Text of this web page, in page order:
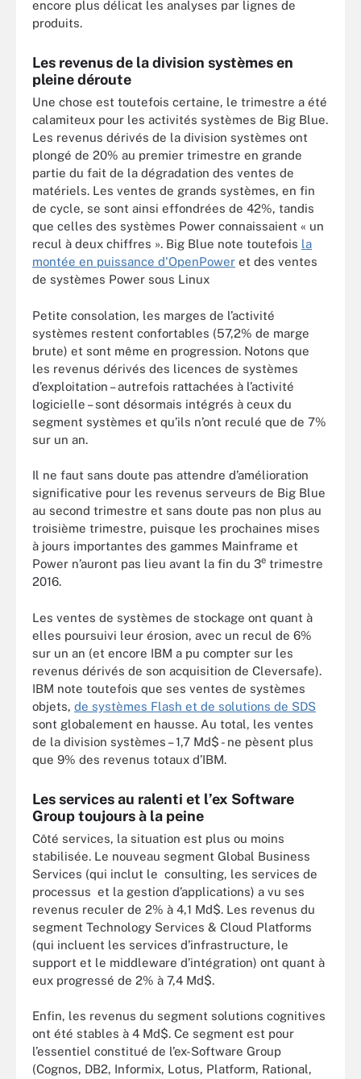
encore plus délicat les analyses par lignes de
produits.
Les revenus de la division systèmes en
pleine déroute
Une chose est toutefois certaine, le trimestre a été
calamiteux pour les activités systèmes de Big Blue.
Les revenus dérivés de la division systèmes ont
plongé de 20% au premier trimestre en grande
partie du fait de la dégradation des ventes de
matériels. Les ventes de grands systèmes, en fin
de cycle, se sont ainsi effondrées de 42%, tandis
que celles des systèmes Power connaissaient « un
recul à deux chiffres ». Big Blue note toutefois la
montée en puissance d'OpenPower et des ventes
de systèmes Power sous Linux
Petite consolation, les marges de l’activité
systèmes restent confortables (57,2% de marge
brute) et sont même en progression. Notons que
les revenus dérivés des licences de systèmes
d’exploitation – autrefois rattachées à l’activité
logicielle – sont désormais intégrés à ceux du
segment systèmes et qu’ils n’ont reculé que de 7%
sur un an.
Il ne faut sans doute pas attendre d’amélioration
significative pour les revenus serveurs de Big Blue
au second trimestre et sans doute pas non plus au
troisième trimestre, puisque les prochaines mises
à jours importantes des gammes Mainframe et
Power n’auront pas lieu avant la fin du 3e trimestre
2016.
Les ventes de systèmes de stockage ont quant à
elles poursuivi leur érosion, avec un recul de 6%
sur un an (et encore IBM a pu compter sur les
revenus dérivés de son acquisition de Cleversafe).
IBM note toutefois que ses ventes de systèmes
objets, de systèmes Flash et de solutions de SDS
sont globalement en hausse. Au total, les ventes
de la division systèmes – 1,7 Md$ - ne pèsent plus
que 9% des revenus totaux d’IBM.
Les services au ralenti et l’ex Software
Group toujours à la peine
Côté services, la situation est plus ou moins
stabilisée. Le nouveau segment Global Business
Services (qui inclut le consulting, les services de
processus et la gestion d’applications) a vu ses
revenus reculer de 2% à 4,1 Md$. Les revenus du
segment Technology Services & Cloud Platforms
(qui incluent les services d’infrastructure, le
support et le middleware d’intégration) ont quant à
eux progressé de 2% à 7,4 Md$.
Enfin, les revenus du segment solutions cognitives
ont été stables à 4 Md$. Ce segment est pour
l’essentiel constitué de l’ex-Software Group
(Cognos, DB2, Informix, Lotus, Platform, Rational,